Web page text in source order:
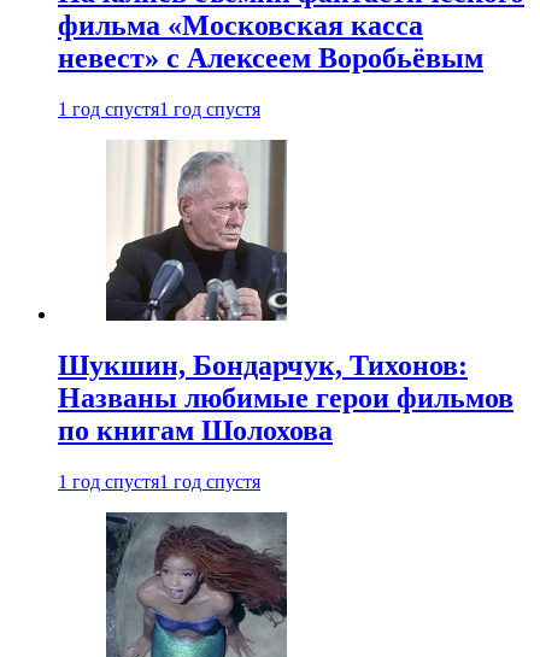
фильма «Московская касса
невест» с Алексеем Воробьёвым
1 год спустя1 год спустя
Шукшин, Бондарчук, Тихонов:
Названы любимые герои фильмов
по книгам Шолохова
1 год спустя1 год спустя